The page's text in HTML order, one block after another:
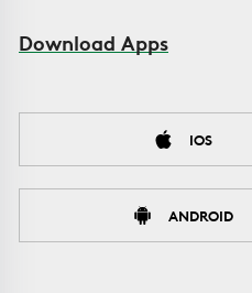
Download Apps
IOS
ANDROID